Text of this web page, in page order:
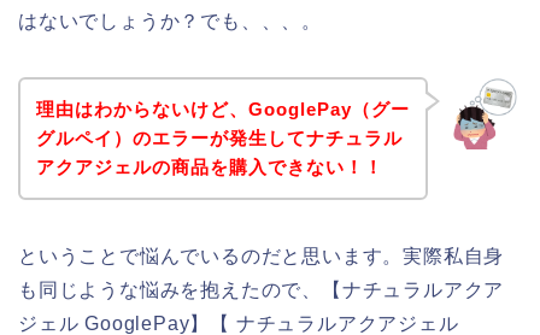
はないでしょうか？でも、、、。
理由はわからないけど、GooglePay（グー
グルペイ）のエラーが発生してナチュラル
アクアジェルの商品を購入できない！！
ということで悩んでいるのだと思います。実際私自身
も同じような悩みを抱えたので、【ナチュラルアクア
ジェル GooglePay】【 ナチュラルアクアジェル